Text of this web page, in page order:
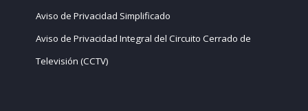
Aviso de Privacidad Simplificado
Aviso de Privacidad Integral del Circuito Cerrado de
Televisión (CCTV)